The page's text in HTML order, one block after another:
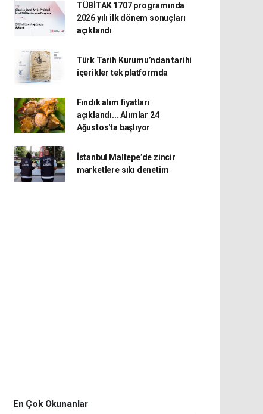
TÜBİTAK 1707 programında
2026 yılı ilk dönem sonuçları
açıklandı
Türk Tarih Kurumu’ndan tarihi
içerikler tek platformda
Fındık alım fiyatları
açıklandı... Alımlar 24
Ağustos'ta başlıyor
İstanbul Maltepe’de zincir
marketlere sıkı denetim
En Çok Okunanlar